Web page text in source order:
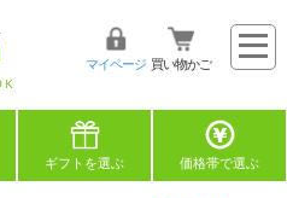
マイページ 買い物かご
ギフトを選ぶ 価格帯で選ぶ